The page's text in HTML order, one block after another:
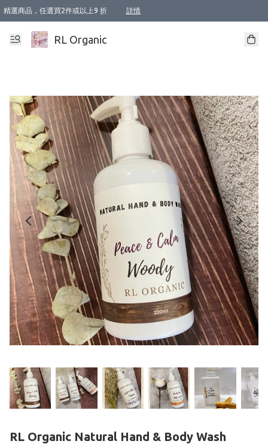
精選商品，任選買2件或以上9 折 詳情
XI周年優惠【新品自由選2件88折/3件85折】
XI周年優惠【Chakra 脈輪平衡自由選2件9折/3件85折/5件8折】
Florame 肌底自由選 2支9折 3支85折
XI周年優惠【蟲蟲退散 · 防衛結界﹞系列2件9折】
Sunki 任選2件95折
BIOFFICINA TOSCANA 任選2支9折 3支85折
Lamav 任選1件9折 2件85折
Mukti Organics 指定產品任選1件9折, 2件88折 3件85折
Intelligent Nutrients Skincare 任選2件9折
deodorant 任選2件88折
化妝品 任選2件95折
XI周年優惠【身心靈單品 任選2件9折/3件85折/5件8折】
XI周年優惠 【精油/香水 任選2件9折/3件85折/5件8折】
XI周年優惠【「關節到肌膚」全效養護 BODY OIL 組2件88折/3件85折】
XI周年優惠【夏日有機物理防曬套裝2件88折】
XI周年優惠【夏日潔面隨意選2件88折/3件85折】
XI周年優惠【逆齡奇蹟抗氧 11 自由選2件88折/3件85折/4件或以上8折】
新會員首次購物即享全單 95 折優惠！
成為VIP / VVIP 可享有生日月現金扣減獎賞優惠 !! 記得去賬户資料填上生日日期啦 !
選用順豐速運，滿$500 免運費
本地速遞 京東 送住宅/ 工商地址 $400 免運費
澳門訂單選用順豐速運，滿$800 免運費
RL Organic
RL Organic Natural Hand & Body Wash